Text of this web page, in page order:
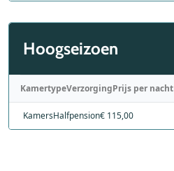
Hoogseizoen
KamertypeVerzorgingPrijs per nacht
KamersHalfpension€ 115,00